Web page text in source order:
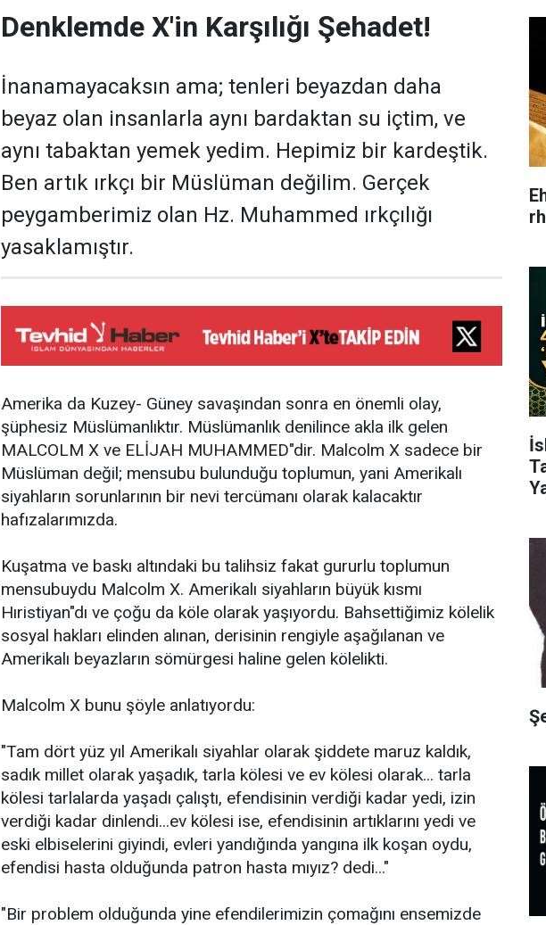
Denklemde X'in Karşılığı Şehadet!
İnanamayacaksın ama; tenleri beyazdan daha
beyaz olan insanlarla aynı bardaktan su içtim, ve
aynı tabaktan yemek yedim. Hepimiz bir kardeştik.
Ben artık ırkçı bir Müslüman değilim. Gerçek
peygamberimiz olan Hz. Muhammed ırkçılığı
yasaklamıştır.
Amerika da Kuzey- Güney savaşından sonra en önemli olay,
şüphesiz Müslümanlıktır. Müslümanlık denilince akla ilk gelen
MALCOLM X ve ELİJAH MUHAMMED"dir. Malcolm X sadece bir
Müslüman değil; mensubu bulunduğu toplumun, yani Amerikalı
siyahların sorunlarının bir nevi tercümanı olarak kalacaktır
hafızalarımızda.
Kuşatma ve baskı altındaki bu talihsiz fakat gururlu toplumun
mensubuydu Malcolm X. Amerikalı siyahların büyük kısmı
Hıristiyan"dı ve çoğu da köle olarak yaşıyordu. Bahsettiğimiz kölelik
sosyal hakları elinden alınan, derisinin rengiyle aşağılanan ve
Amerikalı beyazların sömürgesi haline gelen kölelikti.
Malcolm X bunu şöyle anlatıyordu:
"Tam dört yüz yıl Amerikalı siyahlar olarak şiddete maruz kaldık,
sadık millet olarak yaşadık, tarla kölesi ve ev kölesi olarak... tarla
kölesi tarlalarda yaşadı çalıştı, efendisinin verdiği kadar yedi, izin
verdiği kadar dinlendi...ev kölesi ise, efendisinin artıklarını yedi ve
eski elbiselerini giyindi, evleri yandığında yangına ilk koşan oydu,
efendisi hasta olduğunda patron hasta mıyız? dedi..."
"Bir problem olduğunda yine efendilerimizin çomağını ensemizde